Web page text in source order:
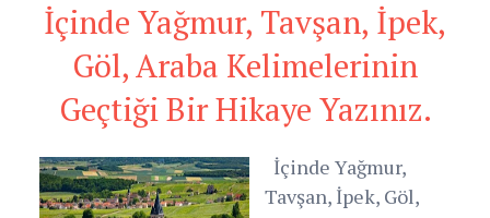
İçinde Yağmur, Tavşan, İpek,
Göl, Araba Kelimelerinin
Geçtiği Bir Hikaye Yazınız.
İçinde Yağmur,
Tavşan, İpek, Göl,